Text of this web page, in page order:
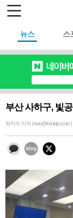
뉴스 스
부산 사하구, 빛
최지수 기자 zsoo@kookje.co.kr |